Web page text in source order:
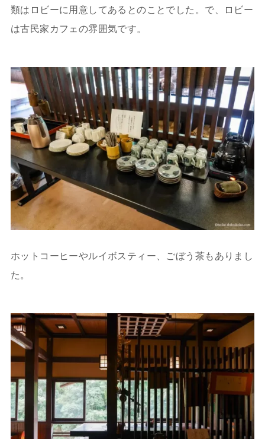
類はロビーに用意してあるとのことでした。で、ロビー
は古民家カフェの雰囲気です。
ホットコーヒーやルイボスティー、ごぼう茶もありまし
た。